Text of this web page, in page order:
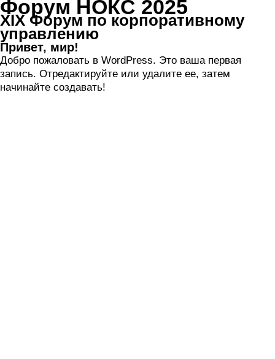
Форум НОКС 2025
XIX Форум по корпоративному
управлению
Привет, мир!
Добро пожаловать в WordPress. Это ваша первая
запись. Отредактируйте или удалите ее, затем
начинайте создавать!